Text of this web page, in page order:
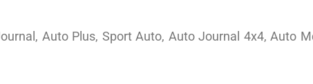
Auto Plus, Sport Auto, Auto Journal 4x4, Auto